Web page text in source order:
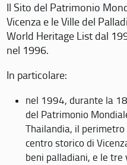
Il Sito del Patrimonio
Vicenza e le Ville del
World Heritage List dal
nel 1996.
In particolare:
nel 1994, durante la
del Patrimonio
Thailandia, il
centro storico di
beni palladiani, e le tre